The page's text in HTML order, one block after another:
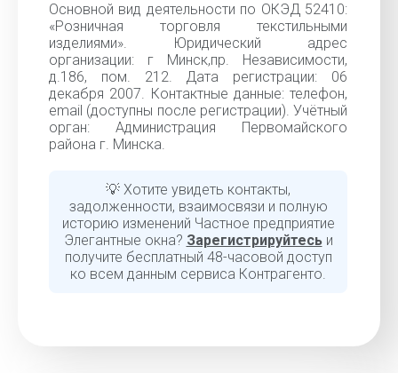
Основной вид деятельности по ОКЭД 52410:
«Розничная торговля текстильными
изделиями». Юридический адрес
организации: г Минск,пр. Независимости,
д.186, пом. 212. Дата регистрации: 06
декабря 2007. Контактные данные: телефон,
email (доступны после регистрации). Учётный
орган: Администрация Первомайского
района г. Минска.
💡 Хотите увидеть контакты,
задолженности, взаимосвязи и полную
историю изменений Частное предприятие
Элегантные окна? Зарегистрируйтесьи
получите бесплатный 48-часовой доступ
ко всем данным сервиса Контрагенто.